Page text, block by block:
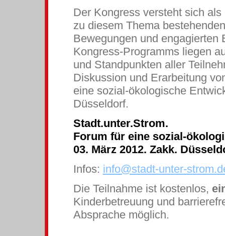
Der Kongress versteht sich
zu diesem Thema
Bewegungen und engagierten
Kongress-Programms liegen
und Standpunkten aller
Diskussion und Erarbeitung
eine sozial-ökologische
Düsseldorf.
Stadt.unter.Strom.
Forum für eine sozial-
03. März 2012. Zakk.
Infos: info@stadt-unter-
Die Teilnahme ist kostenlos,
Kinderbetreuung und
Absprache möglich.